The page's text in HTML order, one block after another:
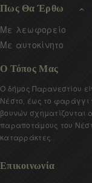
Πως Θα Έρθω
Με λεωφορείο
Με αυτοκίνητο
Ο Τόπος Μας
Ο δήμος Παρανεστίου
Νέστο, έως το φαράγγι
βουνών σχηματίζονται
παραποτάμους του
καταρράκτες..
Επικοινωνία